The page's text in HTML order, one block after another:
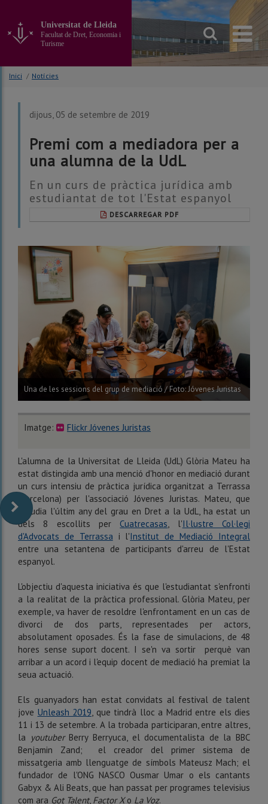
contingut
principal
la
pàgina
Universitat de Lleida
Facultat de Dret, Economia i
Turisme
Inici / Notícies
dijous, 05 de setembre de 2019
Premi com a mediadora per a
una alumna de la UdL
En un curs de pràctica jurídica amb
estudiantat de tot l'Estat espanyol
DESCARREGAR PDF
Una de les sessions del grup de mediació / Foto: Jóvenes Juristas
Imatge: Flickr Jóvenes Juristas
L'alumna de la Universitat de Lleida (UdL) Glòria Mateu ha
estat distingida amb una menció d'honor en mediació durant
un curs intensiu de pràctica jurídica organitzat a Terrassa
(Barcelona) per l'associació Jóvenes Juristas. Mateu, que
estudia l'últim any del grau en Dret a la UdL, ha estat un
dels 8 escollits perCuatrecasas , l'Il·lustre Col·legi
d'Advocats de Terrassa i l'Institut de Mediació Integral
entre una setantena de participants d'arreu de l'Estat
espanyol.
L'objectiu d'aquesta iniciativa és que l'estudiantat s'enfronti
a la realitat de la pràctica professional. Glòria Mateu, per
exemple, va haver de resoldre l'enfrontament en un cas de
divorci de dos parts, representades per actors,
absolutament oposades. És la fase de simulacions, de 48
hores sense suport docent. I se'n va sortir perquè van
arribar a un acord i l'equip docent de mediació ha premiat la
seua actuació.
Els guanyadors han estat convidats al festival de talent
jove Unleash 2019 , que tindrà lloc a Madrid entre els dies
11 i 13 de setembre. A la trobada participaran, entre altres,
la youtuberBerry Berryuca, el documentalista de la BBC
Benjamin Zand; el creador del primer sistema de
missatgeria amb llenguatge de símbols Mateusz Mach; el
fundador de l'ONG NASCO Ousmar Umar o els cantants
Gabyx & Ali Beats, que han passat per programes televisius
com ara Got Talent, Factor Xo La Voz.